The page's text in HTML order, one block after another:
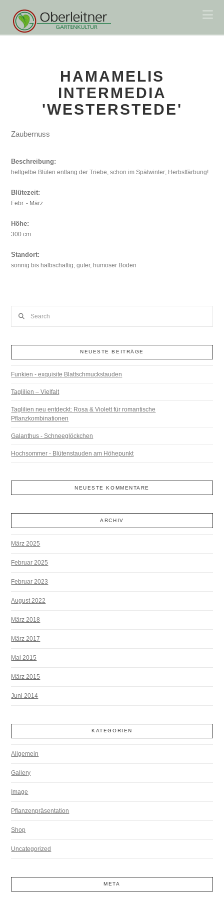
HAMAMELIS
INTERMEDIA
'WESTERSTEDE'
Zaubernuss
Beschreibung:
hellgelbe Blüten entlang der Triebe, schon im Spätwinter; Herbstfärbung!
Blütezeit:
Febr. - März
Höhe:
300 cm
Standort:
sonnig bis halbschattig; guter, humoser Boden
NEUESTE BEITRÄGE
Funkien - exquisite Blattschmuckstauden
Taglilien – Vielfalt
Taglilien neu entdeckt: Rosa & Violett für romantische
Pflanzkombinationen
Galanthus - Schneeglöckchen
Hochsommer - Blütenstauden am Höhepunkt
NEUESTE KOMMENTARE
ARCHIV
März 2025
Februar 2025
Februar 2023
August 2022
März 2018
März 2017
Mai 2015
März 2015
Juni 2014
KATEGORIEN
Allgemein
Gallery
Image
Pflanzenpräsentation
Shop
Uncategorized
META